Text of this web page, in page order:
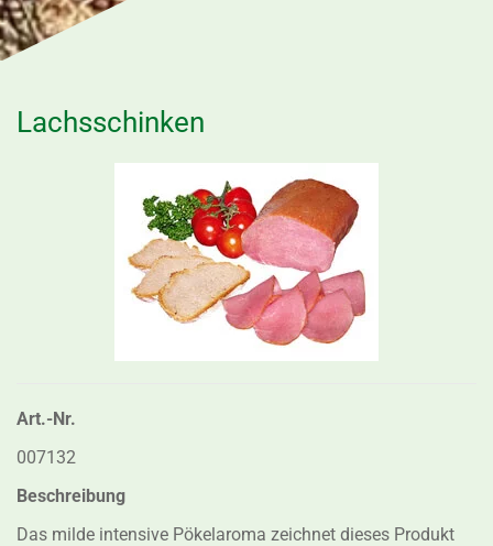
Lachsschinken
Bild vergrößern
Art.-Nr.
007132
Beschreibung
Das milde intensive Pökelaroma zeichnet dieses Produkt